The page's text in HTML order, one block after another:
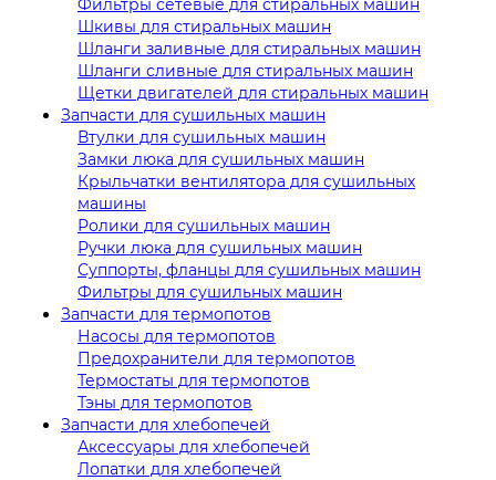
Фильтры сетевые для стиральных машин
Шкивы для стиральных машин
Шланги заливные для стиральных машин
Шланги сливные для стиральных машин
Щетки двигателей для стиральных машин
Запчасти для сушильных машин
Втулки для сушильных машин
Замки люка для сушильных машин
Крыльчатки вентилятора для сушильных
машины
Ролики для сушильных машин
Ручки люка для сушильных машин
Суппорты, фланцы для сушильных машин
Фильтры для сушильных машин
Запчасти для термопотов
Насосы для термопотов
Предохранители для термопотов
Термостаты для термопотов
Тэны для термопотов
Запчасти для хлебопечей
Аксессуары для хлебопечей
Лопатки для хлебопечей